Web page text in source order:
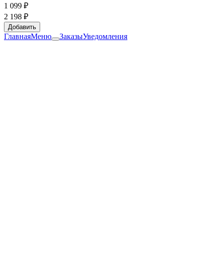
1 099 ₽
2 198 ₽
Добавить
ГлавнаяМеню ЗаказыУведомления